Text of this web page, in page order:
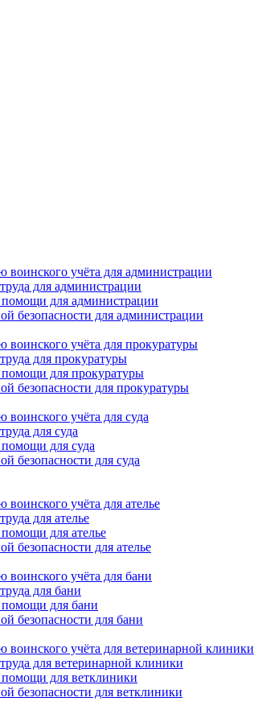
учёта для администрации
для администрации
для администрации
безопасности для администрации
учёта для прокуратуры
для прокуратуры
для прокуратуры
безопасности для прокуратуры
учёта для суда
для суда
для суда
безопасности для суда
учёта для ателье
для ателье
для ателье
безопасности для ателье
учёта для бани
для бани
для бани
безопасности для бани
учёта для ветеринарной клиники
для ветеринарной клиники
для ветклиники
безопасности для ветклиники